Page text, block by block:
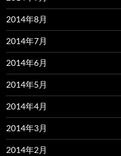
2014年8月
2014年7月
2014年6月
2014年5月
2014年4月
2014年3月
2014年2月